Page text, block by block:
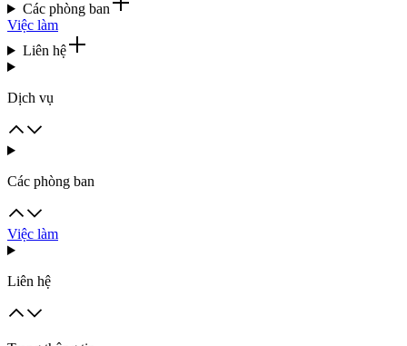
Các phòng ban
Việc làm
Liên hệ
Dịch vụ
Các phòng ban
Việc làm
Liên hệ